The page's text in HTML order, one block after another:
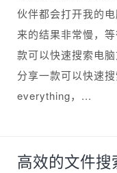
伙伴都会打开我的
来的结果非常慢，
款可以快速搜索电
分享一款可以快速
everything，...
高效的文件搜